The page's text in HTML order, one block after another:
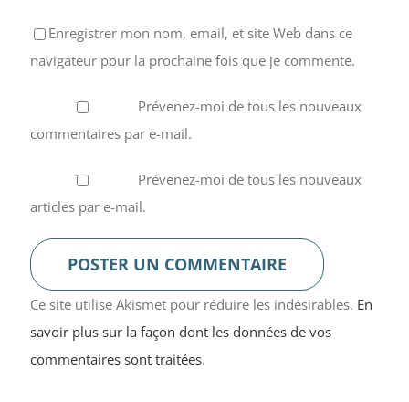
Enregistrer mon nom, email, et site Web dans ce
navigateur pour la prochaine fois que je commente.
Prévenez-moi de tous les nouveaux
commentaires par e-mail.
Prévenez-moi de tous les nouveaux
articles par e-mail.
Ce site utilise Akismet pour réduire les indésirables. En
savoir plus sur la façon dont les données de vos
commentaires sont traitées.